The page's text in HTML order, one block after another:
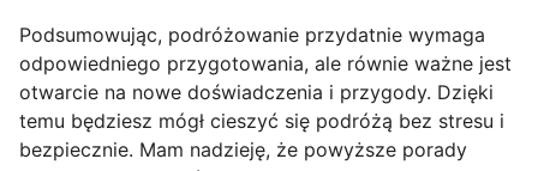
Podsumowując, podróżowanie przydatnie wymaga
odpowiedniego przygotowania, ale równie ważne jest
otwarcie na nowe doświadczenia i przygody. Dzięki
temu będziesz mógł cieszyć się podróżą bez stresu i
bezpiecznie. Mam nadzieję, że powyższe porady